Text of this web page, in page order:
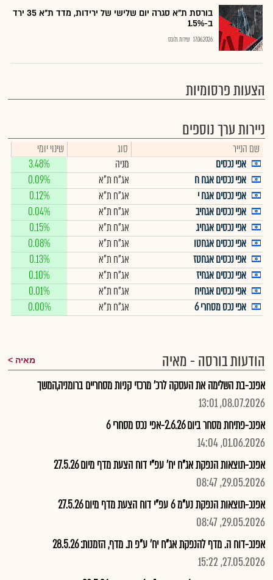
בורסת ת"א סגרה יום שלישי של ירידות, מדד ת"א 35 ירד
ב-1.5%
17.06.2026 שירות גלובס
הצעות פרסומיות
ניירות ערך נוספים
שם הנייר סוג
שינוי יומי
אפי נכסים
מניה
3.48%
אפי נכסים אגח ח
אג"ח ת"א
0.09%
אפי נכסים אגח י
אג"ח ת"א
0.12%
אפי נכסים אגחיב
אג"ח ת"א
0.04%
אפי נכסים אגחיג
אג"ח ת"א
0.15%
אפי נכסים אגחטו
אג"ח ת"א
0.08%
אפי נכסים אגחטז
אג"ח ת"א
0.13%
אפי נכסים אגחיז
אג"ח ת"א
0.10%
אפי נכסים אגחיח
אג"ח ת"א
0.01%
אפי נכס מסחרי 6
אג"ח ת"א 0.00%
הודעות בורסה - מאיה מאיה
אפנכ-בת השלימה את העסקה לרכ' מרכזי קניות מסחריים ברומניה,המשך
08.07.2026, 13:01
אפנכ-פתיחת מסחר ביום 2.6.26-אפי נכס מסחרי 6
01.06.2026, 14:04
אפנכ-תוצאות הנפקת אג"ח יח' עפ"י דוח הצעת מדף מיום 27.5.26
29.05.2026, 08:47
אפנכ-תוצאות הנפקת נע"מ 6 עפ"י דוח הצעת מדף מיום 27.5.26
29.05.2026, 08:47
אפנכ-דוח ה. מדף להנפקת אג"ח יח' ע"פ ת. מדף, הזמנות: 28.5.26
27.05.2026, 15:22